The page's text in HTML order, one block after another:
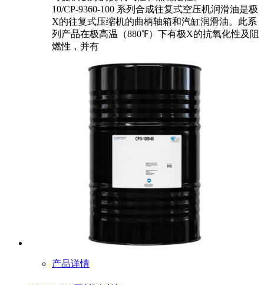
10/CP-9360-100 系列合成往复式空压机润滑油是极
X的往复式压缩机的曲柄轴箱和汽缸润滑油。此系
列产品在极高温（880℉）下有极X的抗氧化性及阻
燃性，并有
产品详情